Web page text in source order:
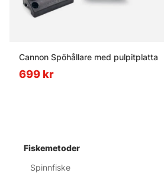
Cannon Spöhållare med pulpitplatta
699 kr
Fiskemetoder
Spinnfiske